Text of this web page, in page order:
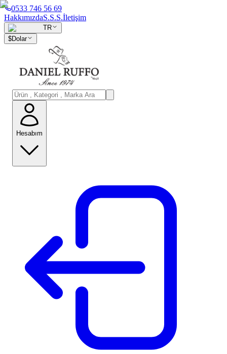
0533 746 56 69
HakkımızdaS.S.S.İletişim
TR
$Dolar
Hesabım